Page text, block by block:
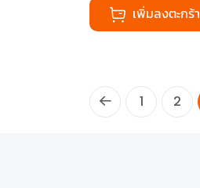
เพิ่มลงตะกร้า
1 2